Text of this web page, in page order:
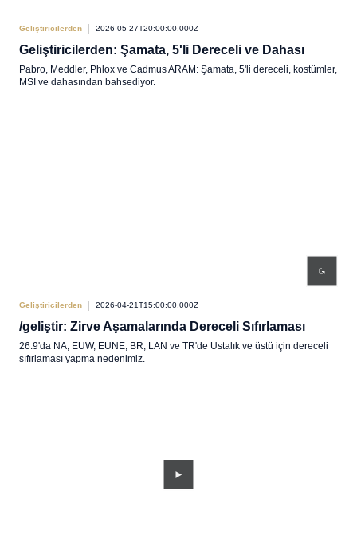
Geliştiricilerden 2026-05-27T20:00:00.000Z
Geliştiricilerden: Şamata, 5'li Dereceli ve Dahası
Pabro, Meddler, Phlox ve Cadmus ARAM: Şamata, 5'li dereceli, kostümler,
MSI ve dahasından bahsediyor.
Geliştiricilerden 2026-04-21T15:00:00.000Z
/geliştir: Zirve Aşamalarında Dereceli Sıfırlaması
26.9'da NA, EUW, EUNE, BR, LAN ve TR'de Ustalık ve üstü için dereceli
sıfırlaması yapma nedenimiz.